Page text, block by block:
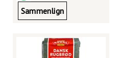
Sammenlign